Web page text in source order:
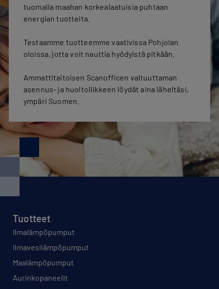
tuomalla maahan korkealaatuisia puhtaan
energian tuotteita.
Testaamme tuotteemme vaativissa Pohjolan
oloissa, jotta voit nauttia hyödyistä pitkään.
Ammattitaitoisen Scanofficen valtuuttaman
asennus- ja huoltoliikkeen löydät aina läheltäsi,
ympäri Suomen.
Tuotteet
Ilmalämpöpumput
Ilmavesilämpöpumput
Maalämpöpumput
Aurinkopaneelit